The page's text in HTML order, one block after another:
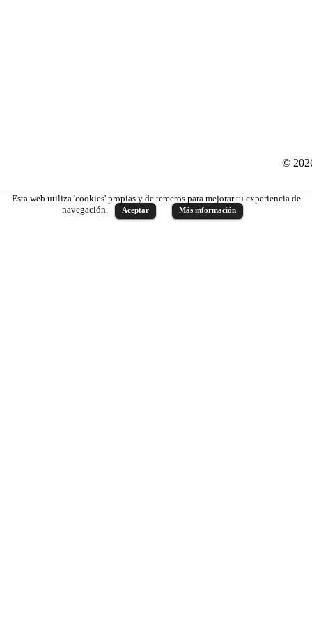
©
Esta web utiliza 'cookies' propias y de terceros para mejorar tu experiencia de
navegación.
Aceptar Más información